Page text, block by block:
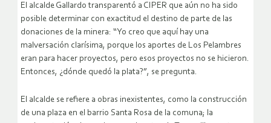
El alcalde Gallardo transparentó a CIPER que aún no ha sido
posible determinar con exactitud el destino de parte de las
donaciones de la minera: “Yo creo que aquí hay una
malversación clarísima, porque los aportes de Los Pelambres
eran para hacer proyectos, pero esos proyectos no se hicieron.
Entonces, ¿dónde quedó la plata?”, se pregunta.
El alcalde se refiere a obras inexistentes, como la construcción
de una plaza en el barrio Santa Rosa de la comuna; la